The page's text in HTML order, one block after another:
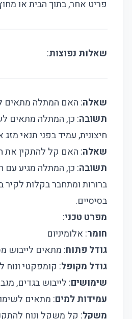
פריט אחר, בתוך הבית או
שאלות נפוצות:
שאלה: האם המתלה מתאים
תשובה: כן, המתלה מתאים
חיצונית, עמיד בפני תנאי מזג
שאלה: האם קל להתקין את
תשובה: כן, המתלה מגיע עם
ברורות ומתחבר בקלות לקיר
בסיסיים.
מפרט טכני:
חומר: אלומיניום
גודל פתוח: מתאים לייבוש
גודל מקופל: קומפקטי ונוח
שימושים: לייבוש בגדים,
עמידות למים: מתאים
משקל: קל משקל ונוח